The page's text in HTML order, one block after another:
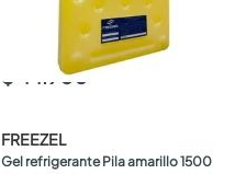
$ 44.900
FREEZEL
Gel refrigerante Pila amarillo 1500